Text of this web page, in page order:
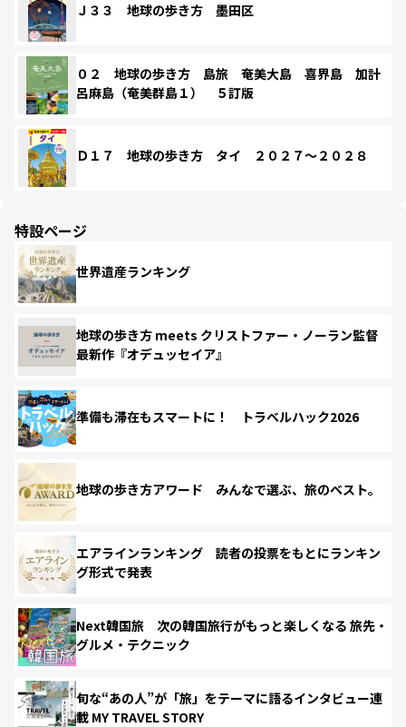
Ｊ３３ 地球の歩き方 墨田区
０２ 地球の歩き方 島旅 奄美大島 喜界島 加計
呂麻島（奄美群島１） ５訂版
Ｄ１７ 地球の歩き方 タイ ２０２７～２０２８
特設ページ
世界遺産ランキング
地球の歩き方 meets クリストファー・ノーラン監督
最新作『オデュッセイア』
準備も滞在もスマートに！ トラベルハック2026
地球の歩き方アワード みんなで選ぶ、旅のベスト。
エアラインランキング 読者の投票をもとにランキン
グ形式で発表
Next韓国旅 次の韓国旅行がもっと楽しくなる 旅先・
グルメ・テクニック
旬な“あの人”が「旅」をテーマに語るインタビュー連
載 MY TRAVEL STORY